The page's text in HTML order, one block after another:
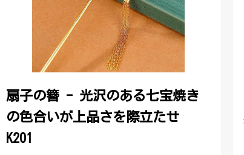
タイリッシュなデザイン B058
こちらからの質問にも速やかに回答下さり、信頼できるショ
、誠にありがとうございます。お客様にご満足いただけたこ
が期待以上とのお言葉を頂戴し、励みになります。今後とも
でもお気軽にご連絡ください。引き続きどうぞよろしくお願
扇子の簪 - 光沢のある七宝焼き
の色合いが上品さを際立たせ
K201